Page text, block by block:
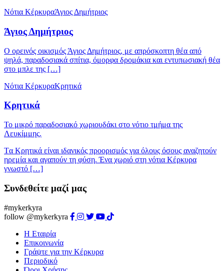
Νότια ΚέρκυραΆγιος Δημήτριος
Άγιος Δημήτριος
Ο ορεινός οικισμός Άγιος Δημήτριος, με απρόσκοπτη θέα από
ψηλά, παραδοσιακά σπίτια, όμορφα δρομάκια και εντυπωσιακή θέα
στο μπλε της […]
Νότια ΚέρκυραΚρητικά
Κρητικά
Το μικρό παραδοσιακό χωριουδάκι στο νότιο τμήμα της
Λευκίμμης.
Tα Κρητικά είναι ιδανικός προορισμός για όλους όσους αναζητούν
ηρεμία και αγαπούν τη φύση. Ένα χωριό στη νότια Κέρκυρα
γνωστό […]
Συνδεθείτε μαζί μας
#mykerkyra
follow @mykerkyra
Η Εταιρία
Επικοινωνία
Γράψτε για την Κέρκυρα
Περιοδικό